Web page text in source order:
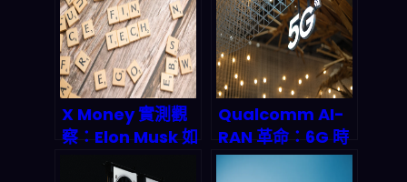
生態何去何從？
命
X Money 實測觀
察：Elon Musk 如
何把 X 平台變成金
Qualcomm AI-
RAN 革命：6G 時
代提前到來的關鍵